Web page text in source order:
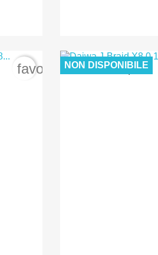
favorite_border Anteprima
30,00 €
NON DISPONIBILE